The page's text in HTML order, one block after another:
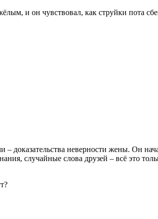
и он чувствовал, как струйки пота
доказательства неверности жены. Он
случайные слова друзей – всё это